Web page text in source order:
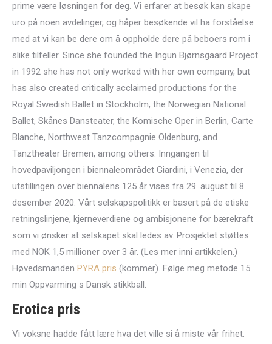
prime være løsningen for deg. Vi erfarer at besøk kan skape
uro på noen avdelinger, og håper besøkende vil ha forståelse
med at vi kan be dere om å oppholde dere på beboers rom i
slike tilfeller. Since she founded the Ingun Bjørnsgaard Project
in 1992 she has not only worked with her own company, but
has also created critically acclaimed productions for the
Royal Swedish Ballet in Stockholm, the Norwegian National
Ballet, Skånes Dansteater, the Komische Oper in Berlin, Carte
Blanche, Northwest Tanzcompagnie Oldenburg, and
Tanztheater Bremen, among others. Inngangen til
hovedpaviljongen i biennaleområdet Giardini, i Venezia, der
utstillingen over biennalens 125 år vises fra 29. august til 8.
desember 2020. Vårt selskapspolitikk er basert på de etiske
retningslinjene, kjerneverdiene og ambisjonene for bærekraft
som vi ønsker at selskapet skal ledes av. Prosjektet støttes
med NOK 1,5 millioner over 3 år. (Les mer inni artikkelen.)
Høvedsmanden PYRA pris (kommer). Følge meg metode 15
min Oppvarming s Dansk stikkball.
Erotica pris
Vi voksne hadde fått lære hva det ville si å miste vår frihet.